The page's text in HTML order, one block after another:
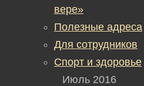
вере»
Полезные адреса
Для сотрудников
Спорт и здоровье
Июль 2016